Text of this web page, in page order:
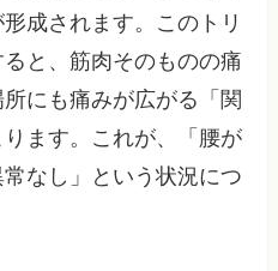
成されます。このトリ
と、筋肉そのものの痛
にも痛みが広がる「関
ます。これが、「腰が
なし」という状況につ